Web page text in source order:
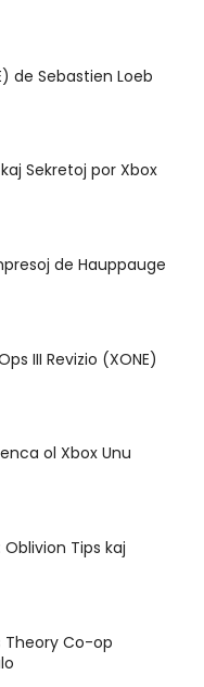
de Sebastien Loeb
Sekretoj por Xbox
de Hauppauge
III Revizio (XONE)
ol Xbox Unu
Oblivion Tips kaj
Theory Co-op